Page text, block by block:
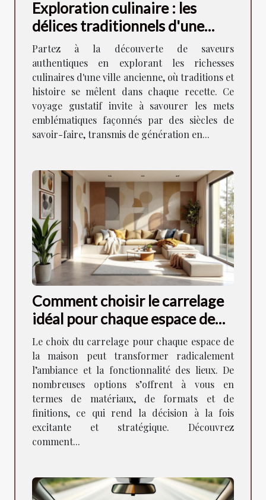
Exploration culinaire : les
délices traditionnels d'une
ancienne ville
Partez à la découverte de saveurs
authentiques en explorant les richesses
culinaires d'une ville ancienne, où traditions et
histoire se mêlent dans chaque recette. Ce
voyage gustatif invite à savourer les mets
emblématiques façonnés par des siècles de
savoir-faire, transmis de génération en...
Comment choisir le carrelage
idéal pour chaque espace de
votre maison ?
Le choix du carrelage pour chaque espace de
la maison peut transformer radicalement
l’ambiance et la fonctionnalité des lieux. De
nombreuses options s’offrent à vous en
termes de matériaux, de formats et de
finitions, ce qui rend la décision à la fois
excitante et stratégique. Découvrez
comment...